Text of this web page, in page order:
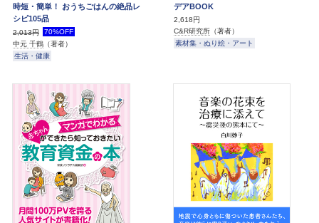
時短・簡単！ おうちごはんの絶品レ
シピ105品
2,013円
70%OFF
中元 千鶴 （著者）
生活・健康
デアBOOK
2,618円
C&R研究所 （著者）
素材集・ぬり絵・アート